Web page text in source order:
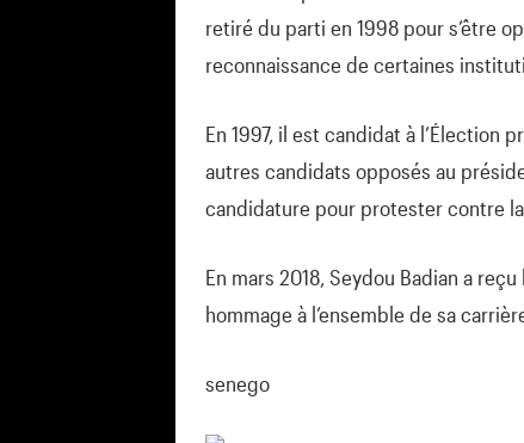
retiré du parti en 1998 pour s’être
reconnaissance de certaines
En 1997, il est candidat à l’Élection
autres candidats opposés au
candidature pour protester contre
En mars 2018, Seydou Badian a
hommage à l’ensemble de sa
senego